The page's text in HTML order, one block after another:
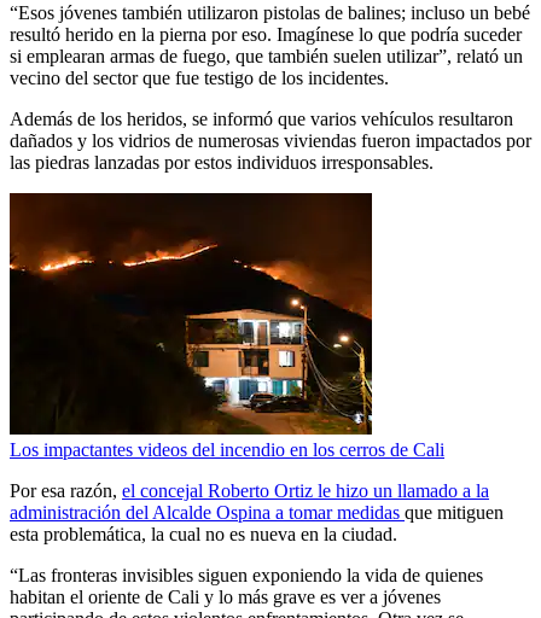
“Esos jóvenes también utilizaron pistolas de balines; incluso un bebé
resultó herido en la pierna por eso. Imagínese lo que podría suceder
si emplearan armas de fuego, que también suelen utilizar”, relató un
vecino del sector que fue testigo de los incidentes.
Además de los heridos, se informó que varios vehículos resultaron
dañados y los vidrios de numerosas viviendas fueron impactados por
las piedras lanzadas por estos individuos irresponsables.
Los impactantes videos del incendio en los cerros de Cali
Por esa razón, el concejal Roberto Ortiz le hizo un llamado a la
administración del Alcalde Ospina a tomar medidas que mitiguen
esta problemática, la cual no es nueva en la ciudad.
“Las fronteras invisibles siguen exponiendo la vida de quienes
habitan el oriente de Cali y lo más grave es ver a jóvenes